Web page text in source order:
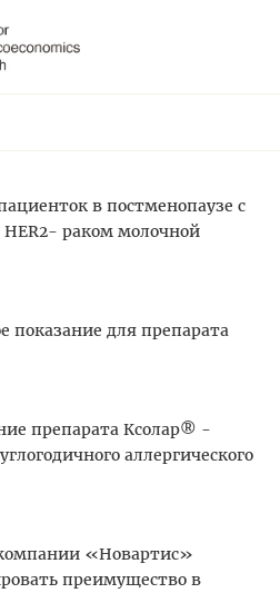
в постменопаузе с
раком молочной
показание для препарата
препарата Кcолар® -
аллергического
«Новартис»
преимущество в